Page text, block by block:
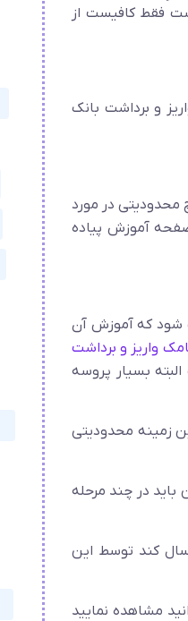
فقط کافیست از
و برداشت بانک
در مورد
آموزش پیاده
شود که آموزش آن
واریز و برداشت
بسیار پروسه
زمینه محدودیتی
بیشتر از این باید در چند مرحله
کند توسط این
مشاهده نمایید